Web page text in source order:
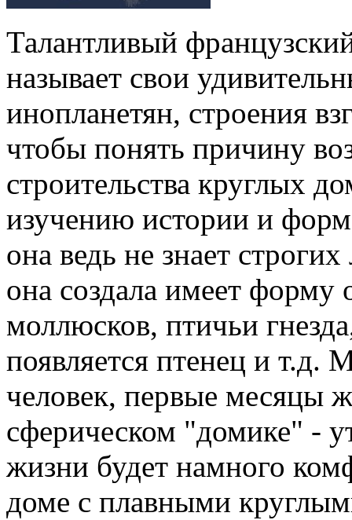
Талантливый
называет свои
инопланетян, строения
чтобы понять причину
строительства круглых
изучению истории и
она ведь не знает
она создала имеет
моллюсков, птичьи
появляется птенец и
человек, первые месяцы
сферическом "домике" -
жизни будет намного
доме с плавными